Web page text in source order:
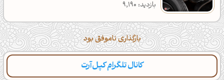
بازدید: 9,190
بارگذاری ناموفق بود
کانال تلگرام کپل‌آرت